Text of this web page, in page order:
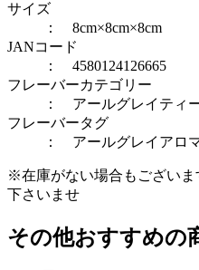
サイズ
： 8cm×8cm×8cm
JANコード
： 4580124126665
フレーバーカテゴリー
： アールグレイティ
フレーバータグ
： アールグレイ アロ
※在庫がない場合もござい
下さいませ
その他おすすめの